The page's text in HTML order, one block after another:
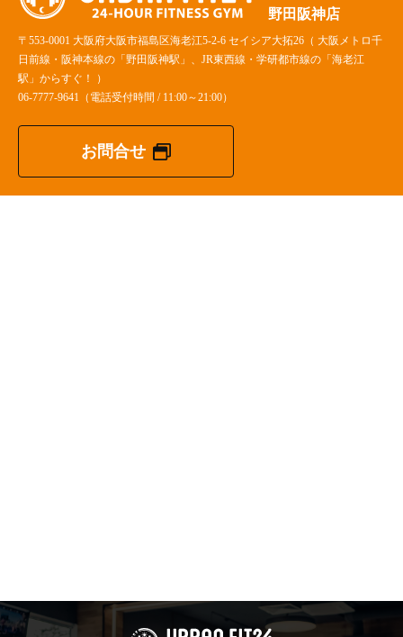
野田阪神店
〒553-0001 大阪府大阪市福島区海老江5-2-6 セイシア大拓26（ 大阪メトロ千
日前線・阪神本線の「野田阪神駅」、JR東西線・学研都市線の「海老江
駅」からすぐ！ ）
06-7777-9641 （電話受付時間 / 11:00～21:00）
お問合せ